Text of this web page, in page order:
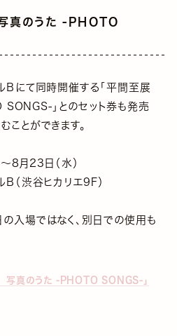
真のうた -PHOTO
Ｂにて同時開催する「平間至展
」とのセット券も発売
ことができます。
8月23日（水）
（渋谷ヒカリエ9F）
入場ではなく、別日での使用も
真のうた -PHOTO SONGS-」